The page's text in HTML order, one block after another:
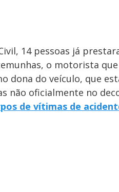
14 pessoas já
o motorista
dona do veículo, que
não oficialmente no
de vítimas de